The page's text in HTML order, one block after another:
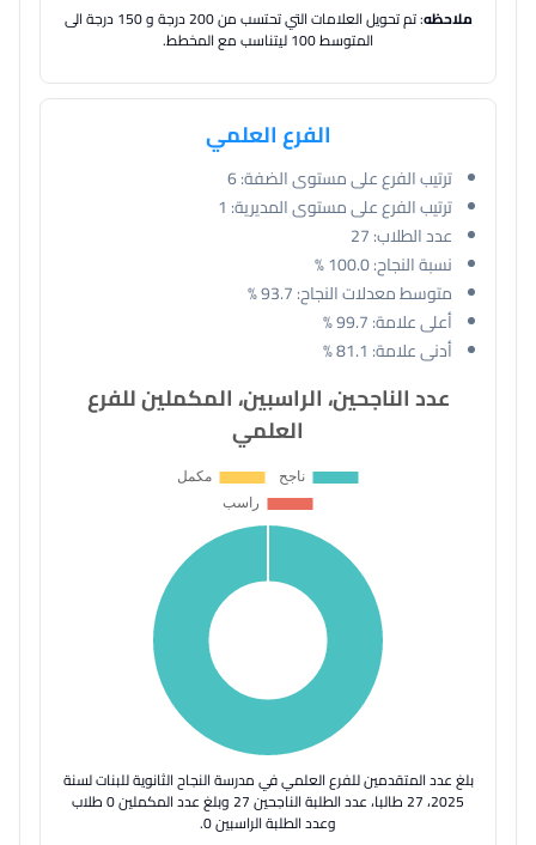
ملاحظه
: تم تحويل العلامات التي تحتسب من 200 درجة و 150 درجة الى
المتوسط 100 ليتناسب مع المخطط.
الفرع العلمي
ترتيب الفرع على مستوى الضفة:6
ترتيب الفرع على مستوى المديرية: 1
عدد الطلاب:27
نسبة النجاح:100.0 %
متوسط معدلات النجاح:93.7 %
أعلى علامة:99.7 %
أدنى علامة: 81.1 %
عدد الناجحين، الراسبين، المكملين للفرع
العلمي
بلغ عدد المتقدمين للفرع العلمي في مدرسة النجاح الثانوية للبنات لسنة
2025، 27 طالبا، عدد الطلبة الناجحين 27 وبلغ عدد المكملين 0 طلاب
وعدد الطلبة الراسبين 0.